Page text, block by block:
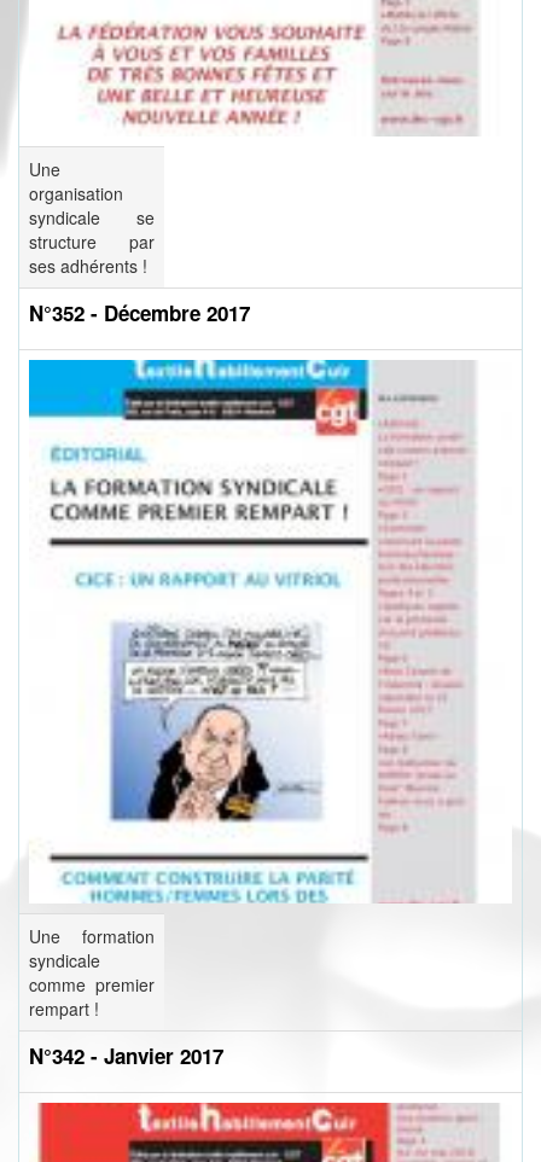
Une
organisation
syndicale se
structure par
ses adhérents !
N°352 - Décembre 2017
Une formation
syndicale
comme premier
rempart !
N°342 - Janvier 2017